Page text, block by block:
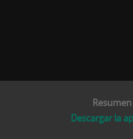
Descargar la